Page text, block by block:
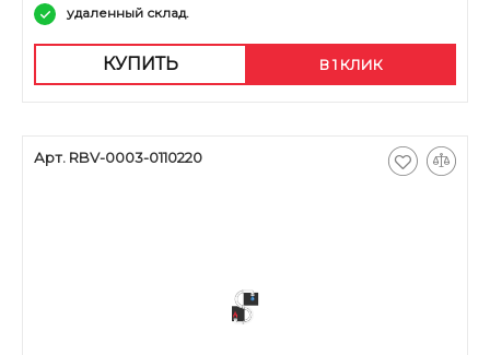
удаленный склад.
КУПИТЬ В 1 КЛИК
Арт. RBV-0003-0110220